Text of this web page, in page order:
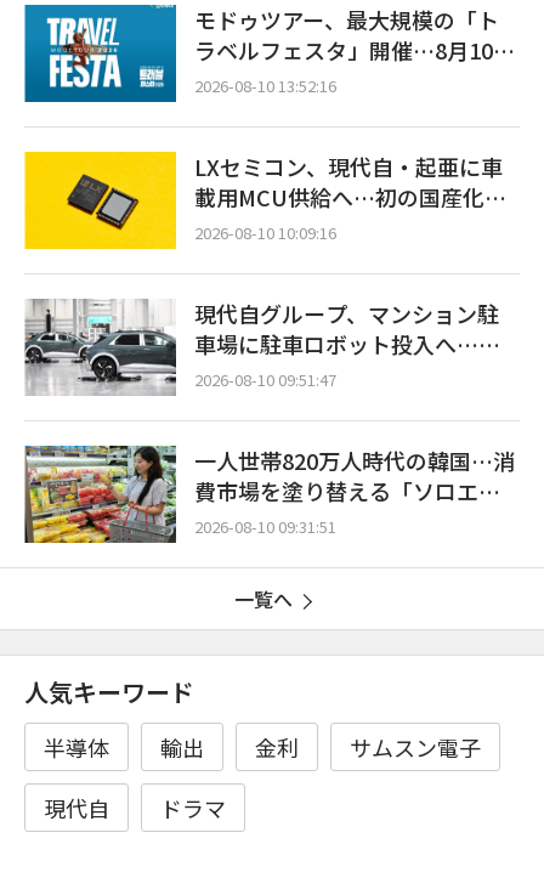
モドゥツアー、最大規模の「ト
ラベルフェスタ」開催…8月10日
～9月11日
2026-08-10 13:52:16
LXセミコン、現代自・起亜に車
載用MCU供給へ…初の国産化の
結実
2026-08-10 10:09:16
現代自グループ、マンション駐
車場に駐車ロボット投入へ…共
同住宅での運用安定・効率性を
2026-08-10 09:51:47
一人世帯820万人時代の韓国…消
費市場を塗り替える「ソロエコ
ノミー」の波
2026-08-10 09:31:51
一覧へ
人気キーワード
半導体 輸出 金利
サムスン電子
現代自
ドラマ